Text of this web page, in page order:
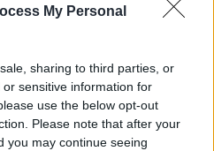
My Personal
sharing to third parties, or
sensitive information for
use the below opt-out
Please note that after your
you may continue seeing
előzte meg a
korábbi BL-győztes brazil
szabálytalankodott
belül, majd
kapott segítséget,